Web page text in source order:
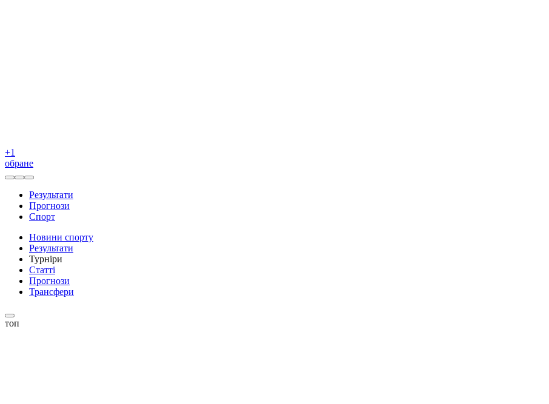
+1
обране
Результати
Прогнози
Спорт
Новини спорту
Результати
Турніри
Статті
Прогнози
Трансфери
топ